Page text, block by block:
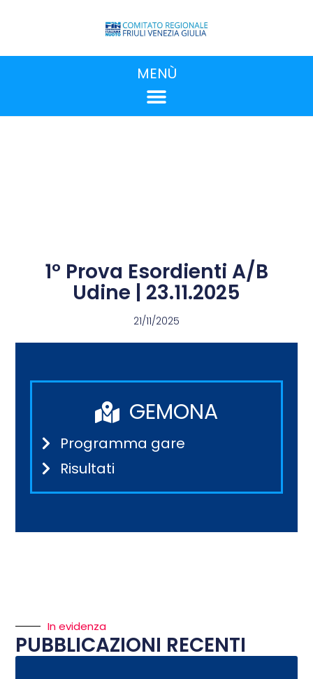
MENÙ
1° Prova Esordienti A/B
Udine | 23.11.2025
21/11/2025
GEMONA
Programma gare
Risultati
In evidenza
PUBBLICAZIONI RECENTI